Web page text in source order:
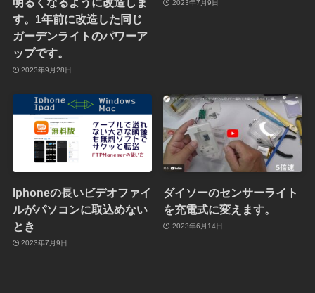
す。1年前に改造した同じ
ガーデンライトのパワーア
ップです。
2023年9月28日
2023年7月9日
Iphoneの長いビデオファイ
ルがパソコンに取込めない
とき
2023年7月9日
ダイソーのセンサーライト
を充電式に変えます。
2023年6月14日